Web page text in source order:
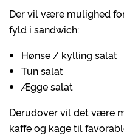
Der vil være mulighed
fyld i sandwich:
Hønse / kylling salat
Tun salat
Ægge salat
Derudover vil det være
kaffe og kage til